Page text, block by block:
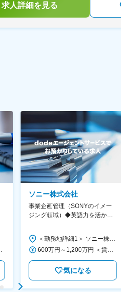
求人詳細を見る
ソニー株式会社
事業企画管理（SONYのイメー
ジング領域）◆英語力を活か
気になる